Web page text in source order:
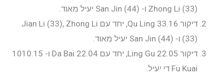
Zhong Li (33) ו- San Jin (44) יעיל מאוד.
דיקור 33.16 Qu Ling, יחד עם Jian Li (33), Zhong Li
(33) ו- San Jin (44) יעיל מאוד.
דיקור 22.05 Ling Gu, יחד עם 22.04 Da Bai ו- 1010.15
Fu Kuai די יעיל.